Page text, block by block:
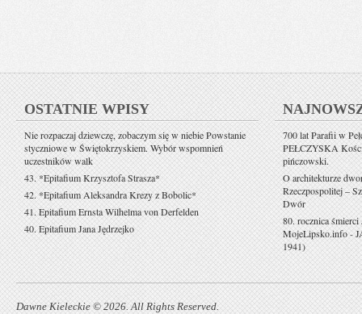
OSTATNIE WPISY
Nie rozpaczaj dziewczę, zobaczym się w niebie Powstanie
styczniowe w Świętokrzyskiem. Wybór wspomnień
uczestników walk
43. *Epitafium Krzysztofa Strasza*
42. *Epitafium Aleksandra Krezy z Bobolic*
41. Epitafium Ernsta Wilhelma von Derfelden
40. Epitafium Jana Jędrzejko
700 lat Parafii w
PEŁCZYSKA
pińczowski.
O architekturze
Rzeczpospolitej –
Dwór
80. rocznica
MojeLipsko.info-
1941)
Dawne Kieleckie © 2026. All Rights Reserved.